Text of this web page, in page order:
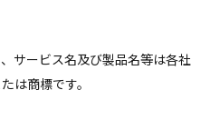
サービス名及び製品名等は各社
は商標です。